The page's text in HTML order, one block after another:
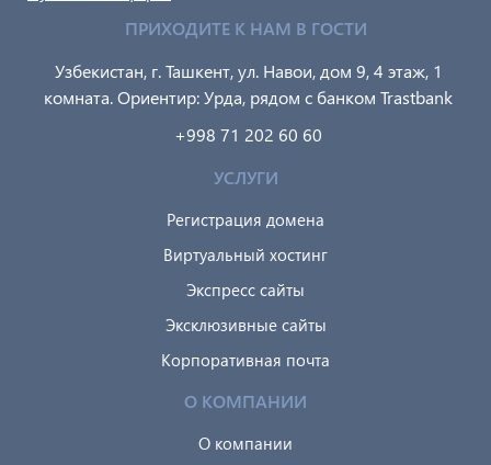
ПРИХОДИТЕ К НАМ В ГОСТИ
Узбекистан, г. Ташкент, ул. Навои, дом 9, 4 этаж, 1
комната. Ориентир: Урда, рядом с банком Trastbank
+998 71 202 60 60
УСЛУГИ
Регистрация домена
Виртуальный хостинг
Экспресс сайты
Эксклюзивные сайты
Корпоративная почта
О КОМПАНИИ
О компании